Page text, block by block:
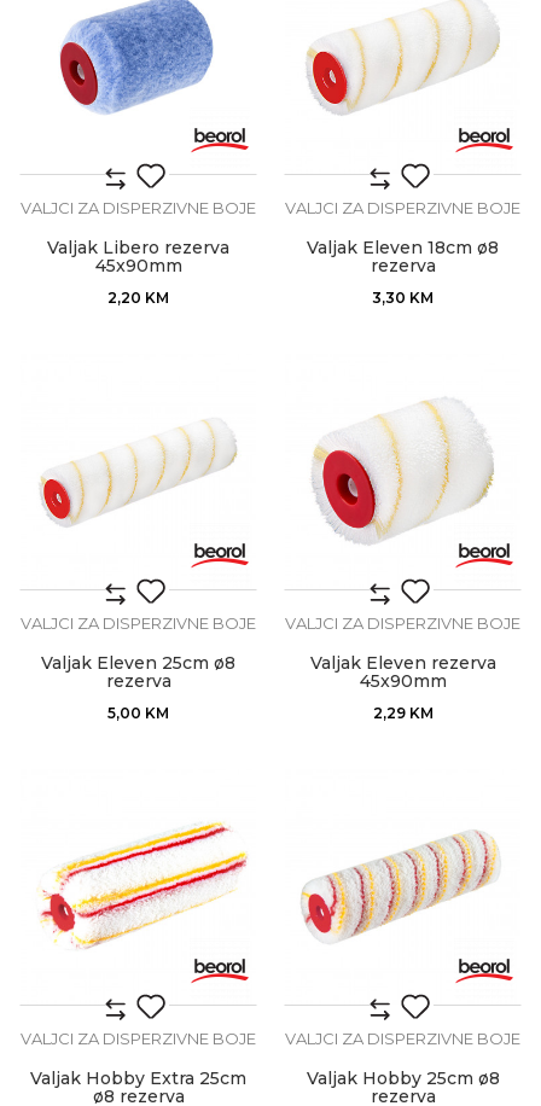
VALJCI ZA DISPERZIVNE BOJE
Valjak Libero rezerva
45x90mm
2,20 KM
VALJCI ZA DISPERZIVNE BOJE
Valjak Eleven 18cm ø8
rezerva
3,30 KM
VALJCI ZA DISPERZIVNE BOJE
Valjak Eleven 25cm ø8
rezerva
5,00 KM
VALJCI ZA DISPERZIVNE BOJE
Valjak Eleven rezerva
45x90mm
2,29 KM
VALJCI ZA DISPERZIVNE BOJE
Valjak Hobby Extra 25cm
ø8 rezerva
VALJCI ZA DISPERZIVNE BOJE
Valjak Hobby 25cm ø8
rezerva